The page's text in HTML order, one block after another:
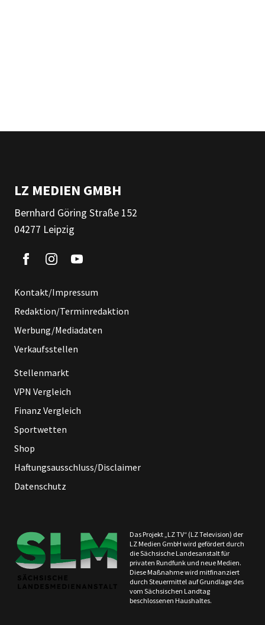
LZ MEDIEN GMBH
Bernhard Göring Straße 152
04277 Leipzig
Kontakt/Impressum
Redaktion/Terminredaktion
Werbung/Mediadaten
Verkaufsstellen
Stellenmarkt
VPN Vergleich
Finanz Vergleich
Sportwetten
Shop
Haftungsausschluss/Disclaimer
Datenschutz
Das Projekt „LZ TV“ (LZ Television) der
LZ Medien GmbH wird gefördert durch
die Sächsische Landesanstalt für
privaten Rundfunk und neue Medien.
Diese Maßnahme wird mitfinanziert
durch Steuermittel auf Grundlage des
vom Sächsischen Landtag
beschlossenen Haushaltes.